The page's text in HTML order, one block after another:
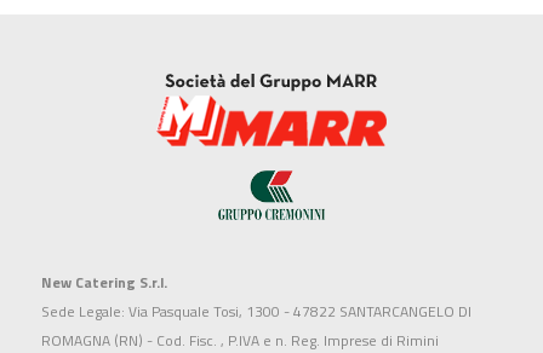
New Catering S.r.l.
Sede Legale: Via Pasquale Tosi, 1300 - 47822 SANTARCANGELO DI
ROMAGNA (RN) - Cod. Fisc. , P.IVA e n. Reg. Imprese di Rimini